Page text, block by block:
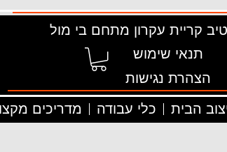
קריית עקרון מתחם בי מול
תנאי שימוש
הצהרת נגישות
מדריכים כלי עבודה הבית